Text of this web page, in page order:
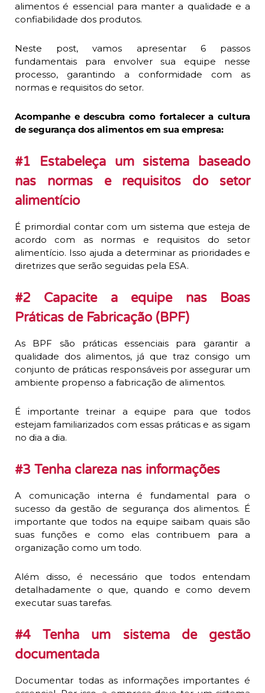
alimentos é essencial para manter a qualidade e a
confiabilidade dos produtos.
Neste post, vamos apresentar 6 passos
fundamentais para envolver sua equipe nesse
processo, garantindo a conformidade com as
normas e requisitos do setor.
Acompanhe e descubra como fortalecer a cultura
de segurança dos alimentos em sua empresa:
#1 Estabeleça um sistema baseado
nas normas e requisitos do setor
alimentício
É primordial contar com um sistema que esteja de
acordo com as normas e requisitos do setor
alimentício. Isso ajuda a determinar as prioridades e
diretrizes que serão seguidas pela ESA.
#2 Capacite a equipe nas Boas
Práticas de Fabricação (BPF)
As BPF são práticas essenciais para garantir a
qualidade dos alimentos, já que traz consigo um
conjunto de práticas responsáveis por assegurar um
ambiente propenso a fabricação de alimentos.
É importante treinar a equipe para que todos
estejam familiarizados com essas práticas e as sigam
no dia a dia.
#3 Tenha clareza nas informações
A comunicação interna é fundamental para o
sucesso da gestão de segurança dos alimentos. É
importante que todos na equipe saibam quais são
suas funções e como elas contribuem para a
organização como um todo.
Além disso, é necessário que todos entendam
detalhadamente o que, quando e como devem
executar suas tarefas.
#4 Tenha um sistema de gestão
documentada
Documentar todas as informações importantes é